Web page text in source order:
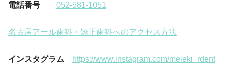
電話番号 052-581-1051
名古屋アール歯科・矯正歯科へのアクセス方法
インスタグラム https://www.instagram.com/meieki_rdent